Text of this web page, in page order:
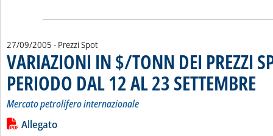
27/09/2005 - Prezzi Spot
VARIAZIONI IN $/TONN DEI PREZZI
PERIODO DAL 12 AL 23 SETTEMBRE
Mercato petrolifero internazionale
Leggi tutta la notizia: 'VARIAZIONI IN $/TONN DEI PREZZI
Lista allegati PDF alla notizia
Allegato